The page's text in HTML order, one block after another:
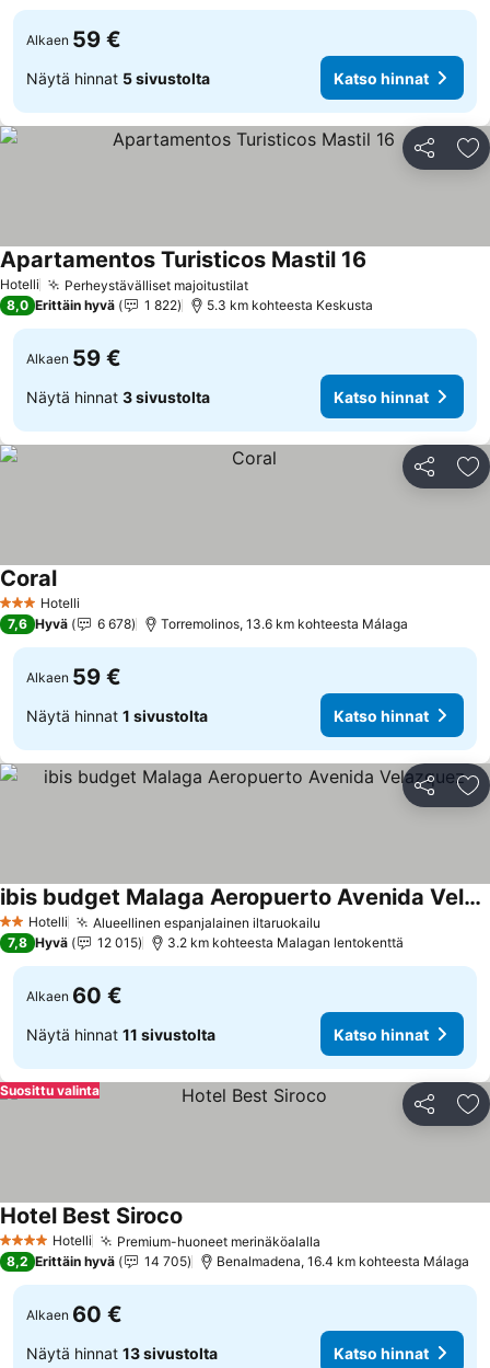
Alkaen 59 €
Näytä hinnat 5 sivustolta Katso hinnat
Jaa
Hotelli Perheystävälliset majoitustilatKatso hinnat
Apartamentos Turisticos Mastil 16
8,0 Erittäin hyvä 1 822 5.3 km kohteesta Keskusta
Alkaen 59 €
Näytä hinnat 3 sivustolta Katso hinnat
Jaa
3 Tähtiluokitus
Hotelli
CoralKatso hinnat
7,6 Hyvä 6 678 Torremolinos, 13.6 km kohteesta Málaga
Alkaen 59 €
Näytä hinnat 1 sivustolta Katso hinnat
Jaa
2 Tähtiluokitus
Hotelli Alueellinen espanjalainen iltaruokailu
ibis budget Malaga Aeropuerto Avenida Velazquez
Katso hinnat
7,8 Hyvä 12 015 3.2 km kohteesta Malagan lentokenttä
Alkaen 60 €
Näytä hinnat 11 sivustolta Katso hinnat
Jaa
Suosittu valinta
4 Tähtiluokitus
Hotelli Premium-huoneet merinäköalalla
Hotel Best Siroco
8,2 Erittäin hyvä 14 705 Benalmadena, 16.4 km kohteesta Málaga
Alkaen 60 €
Näytä hinnat 13 sivustolta Katso hinnat